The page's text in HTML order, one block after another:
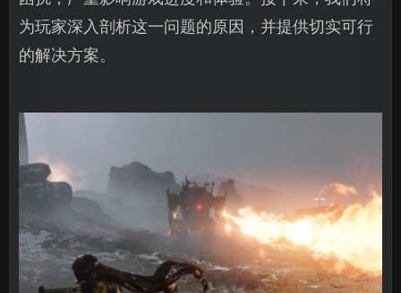
为玩家深入剖析这一问题的原因，并提供切实可行
的解决方案。